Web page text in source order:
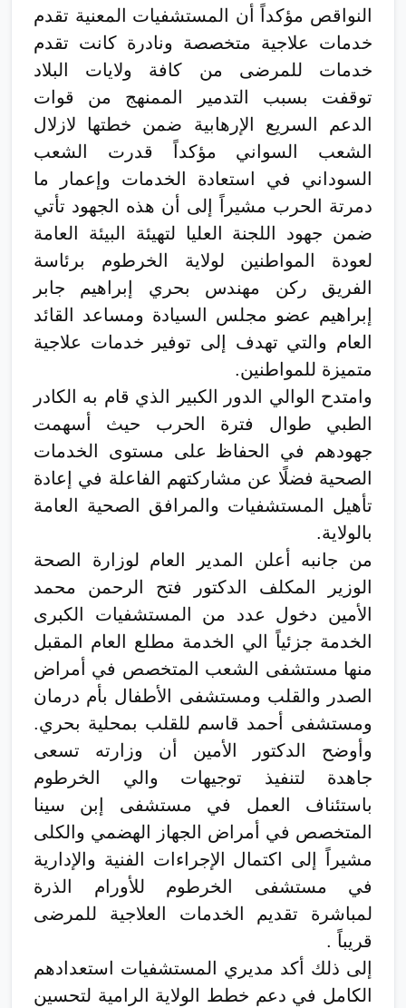
النواقص مؤكداً أن المستشفيات المعنية تقدم
خدمات علاجية متخصصة ونادرة كانت تقدم
خدمات للمرضى من كافة ولايات البلاد
توقفت بسبب التدمير الممنهج من قوات
الدعم السريع الإرهابية ضمن خطتها لازلال
الشعب السواني مؤكداً قدرت الشعب
السوداني في استعادة الخدمات وإعمار ما
دمرتة الحرب مشيراً إلى أن هذه الجهود تأتي
ضمن جهود اللجنة العليا لتهيئة البيئة العامة
لعودة المواطنين لولاية الخرطوم برئاسة
الفريق ركن مهندس بحري إبراهيم جابر
إبراهيم عضو مجلس السيادة ومساعد القائد
العام والتي تهدف إلى توفير خدمات علاجية
متميزة للمواطنين.
وامتدح الوالي الدور الكبير الذي قام به الكادر
الطبي طوال فترة الحرب حيث أسهمت
جهودهم في الحفاظ على مستوى الخدمات
الصحية فضلًا عن مشاركتهم الفاعلة في إعادة
تأهيل المستشفيات والمرافق الصحية العامة
بالولاية.
من جانبه أعلن المدير العام لوزارة الصحة
الوزير المكلف الدكتور فتح الرحمن محمد
الأمين دخول عدد من المستشفيات الكبرى
الخدمة جزئياً الي الخدمة مطلع العام المقبل
منها مستشفى الشعب المتخصص في أمراض
الصدر والقلب ومستشفى الأطفال بأم درمان
ومستشفى أحمد قاسم للقلب بمحلية بحري.
وأوضح الدكتور الأمين أن وزارته تسعى
جاهدة لتنفيذ توجيهات والي الخرطوم
باستئناف العمل في مستشفى إبن سينا
المتخصص في أمراض الجهاز الهضمي والكلى
مشيراً إلى اكتمال الإجراءات الفنية والإدارية
في مستشفى الخرطوم للأورام الذرة
لمباشرة تقديم الخدمات العلاجية للمرضى
قريباً .
إلى ذلك أكد مديري المستشفيات استعدادهم
الكامل في دعم خطط الولاية الرامية لتحسين